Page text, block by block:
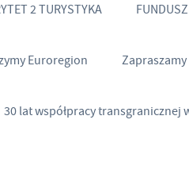
2 TURYSTYKA
Euroregion Zapraszamy
30 lat współpracy transgranicznej